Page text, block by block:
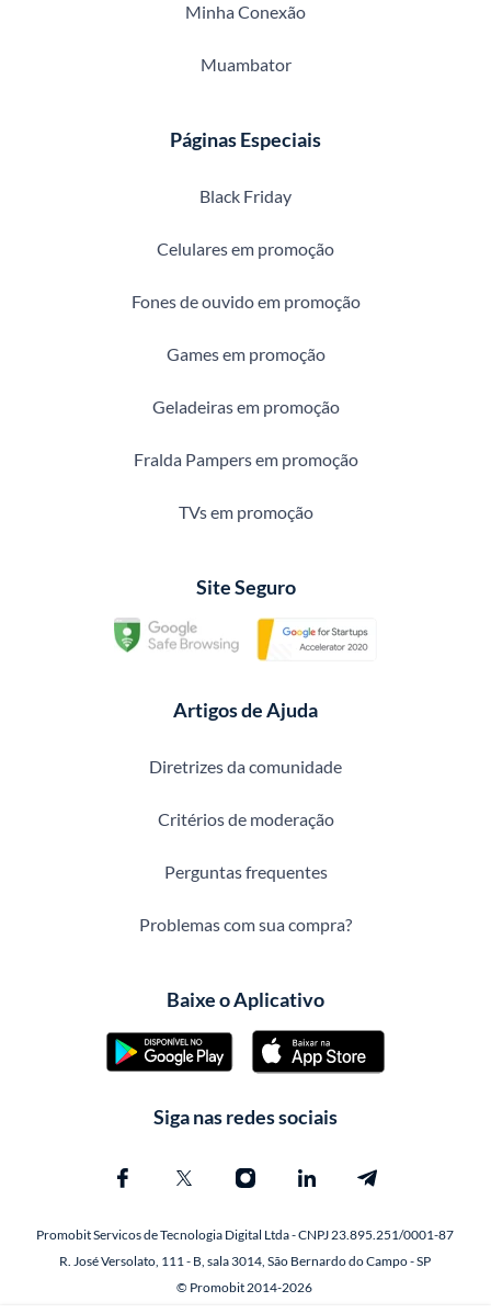
Minha Conexão
Muambator
Páginas Especiais
Black Friday
Celulares em promoção
Fones de ouvido em promoção
Games em promoção
Geladeiras em promoção
Fralda Pampers em promoção
TVs em promoção
Site Seguro
Artigos de Ajuda
Diretrizes da comunidade
Critérios de moderação
Perguntas frequentes
Problemas com sua compra?
Baixe o Aplicativo
Siga nas redes sociais
Promobit Servicos de Tecnologia Digital Ltda - CNPJ 23.895.251/0001-87
R. José Versolato, 111 - B, sala 3014, São Bernardo do Campo - SP
© Promobit 2014-2026